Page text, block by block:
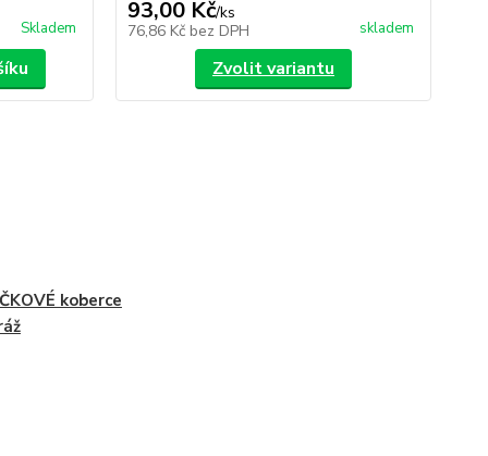
Skladem
93,00 Kč/ks
76,86 Kč bez DPH skladem
Zvolit variantu
koberce